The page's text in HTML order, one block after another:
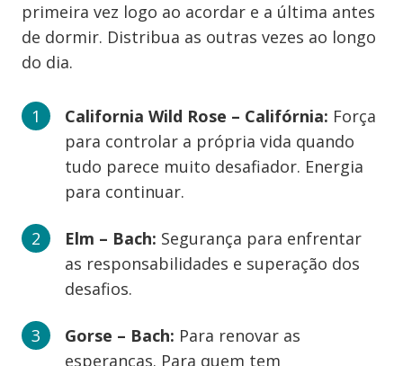
primeira vez logo ao acordar e a última antes
de dormir. Distribua as outras vezes ao longo
do dia.
California Wild Rose – Califórnia: Força
para controlar a própria vida quando
tudo parece muito desafiador. Energia
para continuar.
Elm – Bach: Segurança para enfrentar
as responsabilidades e superação dos
desafios.
Gorse – Bach: Para renovar as
esperanças. Para quem tem